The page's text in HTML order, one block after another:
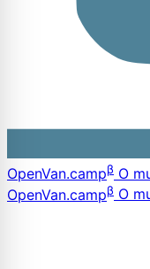
OpenVan.campβ O
OpenVan.campβ O